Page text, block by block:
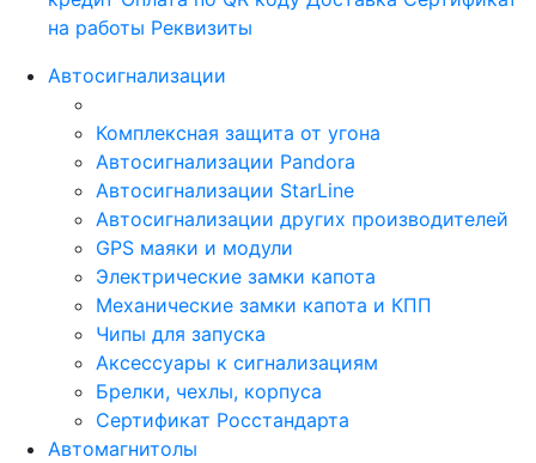
на работы Реквизиты
Автосигнализации
Комплексная защита от угона
Автосигнализации Pandora
Автосигнализации StarLine
Автосигнализации других производителей
GPS маяки и модули
Электрические замки капота
Механические замки капота и КПП
Чипы для запуска
Аксессуары к сигнализациям
Брелки, чехлы, корпуса
Сертификат Росстандарта
Автомагнитолы